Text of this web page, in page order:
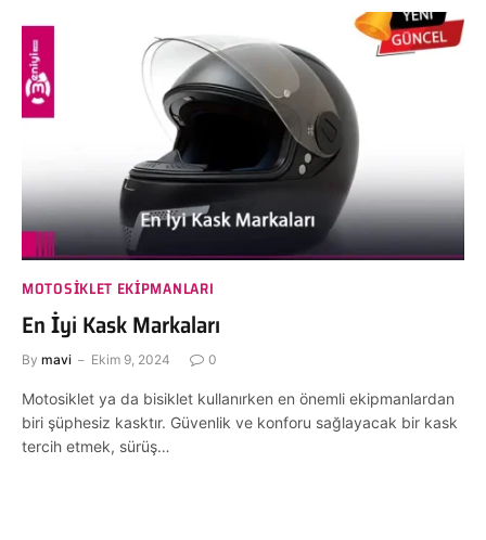
MOTOSIKLET EKIPMANLARI
En İyi Kask Markaları
By mavi Ekim 9, 2024 0
Motosiklet ya da bisiklet kullanırken en önemli ekipmanlardan
biri şüphesiz kasktır. Güvenlik ve konforu sağlayacak bir kask
tercih etmek, sürüş…